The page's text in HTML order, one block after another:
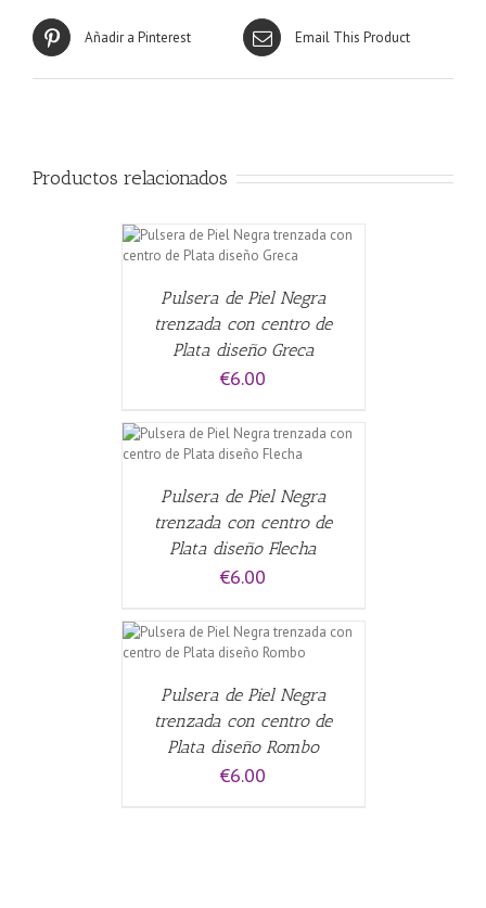
Añadir a Pinterest Email This Product
Productos relacionados
Pulsera de Piel Negra
trenzada con centro de
Plata diseño Greca
€6.00
Pulsera de Piel Negra
trenzada con centro de
Plata diseño Flecha
€6.00
Pulsera de Piel Negra
trenzada con centro de
Plata diseño Rombo
€6.00